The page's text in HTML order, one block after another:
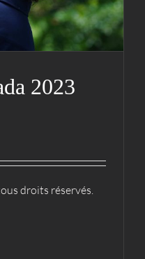
2023
droits réservés.